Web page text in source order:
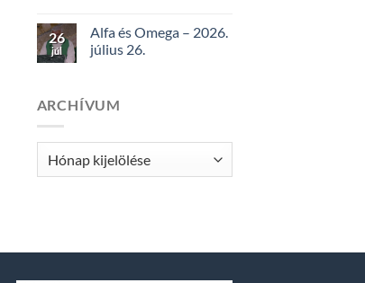
26
júl
Alfa és Omega – 2026.
július 26.
ARCHÍVUM
Archívum